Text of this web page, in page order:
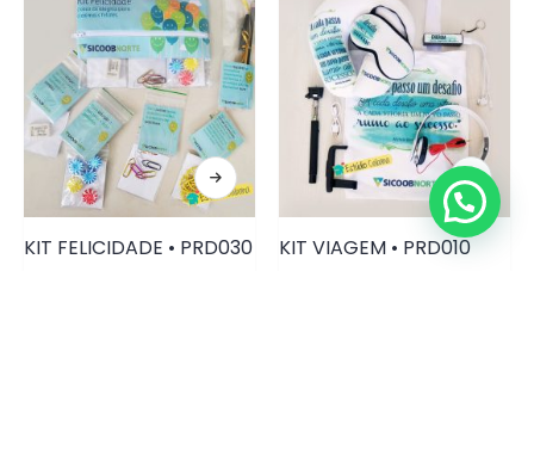
KIT FELICIDADE • PRD030 KIT VIAGEM • PRD010